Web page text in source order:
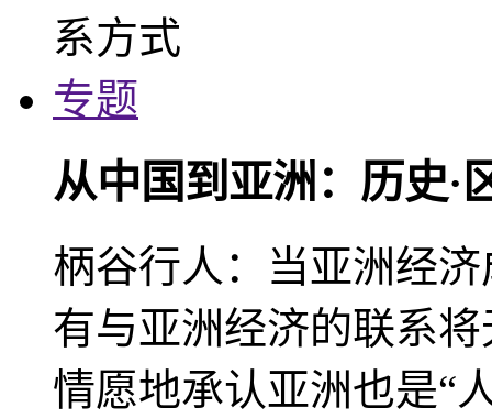
专题
从中国到亚洲：历史·
柄谷行人：当亚洲经
有与亚洲经济的联系
情愿地承认亚洲也是“